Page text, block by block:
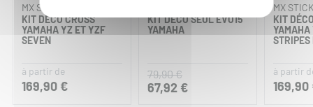
MX STICKERS
KIT DÉCO CROSS
YAMAHA YZ ET YZF
SEVEN
à partir de
169,90 €
KIT DÉCO SEUL EVO15
YAMAHA
79,90 €
67,92 €
MX
KIT
à partir
169,90